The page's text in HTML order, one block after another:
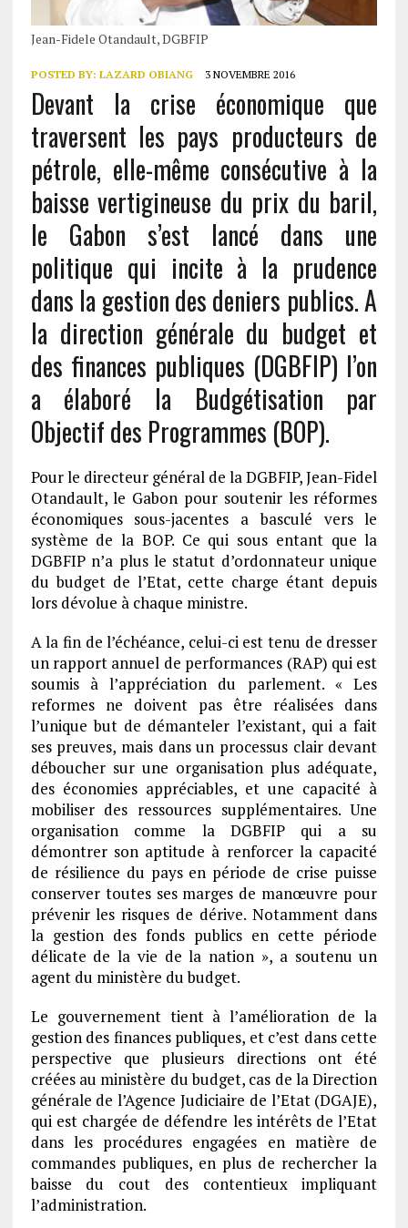
Jean-Fidele Otandault, DGBFIP
POSTED BY: LAZARD OBIANG 3 NOVEMBRE 2016
Devant la crise économique que
traversent les pays producteurs de
pétrole, elle-même consécutive à la
baisse vertigineuse du prix du baril,
le Gabon s’est lancé dans une
politique qui incite à la prudence
dans la gestion des deniers publics. A
la direction générale du budget et
des finances publiques (DGBFIP) l’on
a élaboré la Budgétisation par
Objectif des Programmes (BOP).
Pour le directeur général de la DGBFIP, Jean-Fidel
Otandault, le Gabon pour soutenir les réformes
économiques sous-jacentes a basculé vers le
système de la BOP. Ce qui sous entant que la
DGBFIP n’a plus le statut d’ordonnateur unique
du budget de l’Etat, cette charge étant depuis
lors dévolue à chaque ministre.
A la fin de l’échéance, celui-ci est tenu de dresser
un rapport annuel de performances (RAP) qui est
soumis à l’appréciation du parlement. « Les
reformes ne doivent pas être réalisées dans
l’unique but de démanteler l’existant, qui a fait
ses preuves, mais dans un processus clair devant
déboucher sur une organisation plus adéquate,
des économies appréciables, et une capacité à
mobiliser des ressources supplémentaires. Une
organisation comme la DGBFIP qui a su
démontrer son aptitude à renforcer la capacité
de résilience du pays en période de crise puisse
conserver toutes ses marges de manœuvre pour
prévenir les risques de dérive. Notamment dans
la gestion des fonds publics en cette période
délicate de la vie de la nation », a soutenu un
agent du ministère du budget.
Le gouvernement tient à l’amélioration de la
gestion des finances publiques, et c’est dans cette
perspective que plusieurs directions ont été
créées au ministère du budget, cas de la Direction
générale de l’Agence Judiciaire de l’Etat (DGAJE),
qui est chargée de défendre les intérêts de l’Etat
dans les procédures engagées en matière de
commandes publiques, en plus de rechercher la
baisse du cout des contentieux impliquant
l’administration.